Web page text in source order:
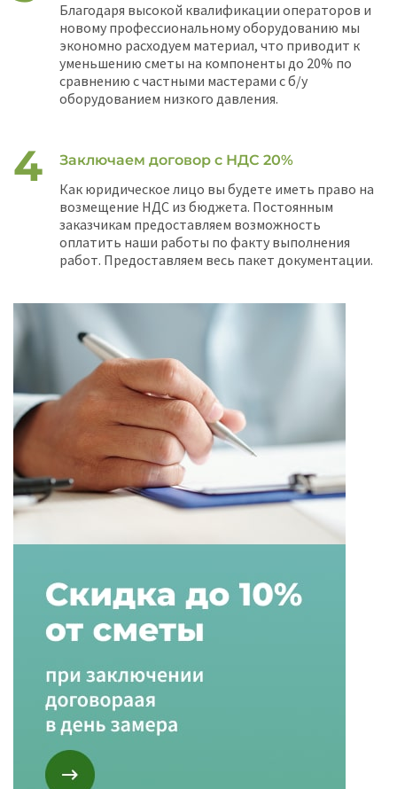
Благодаря высокой квалификации операторов и
новому профессиональному оборудованию мы
экономно расходуем материал, что приводит к
уменьшению сметы на компоненты до 20% по
сравнению с частными мастерами с б/у
оборудованием низкого давления.
Заключаем договор с НДС 20%
Как юридическое лицо вы будете иметь право на
возмещение НДС из бюджета. Постоянным
заказчикам предоставляем возможность
оплатить наши работы по факту выполнения
работ. Предоставляем весь пакет документации.